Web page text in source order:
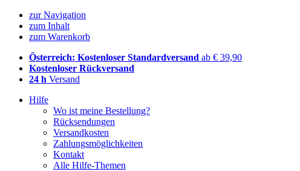
zur Navigation
zum Inhalt
zum Warenkorb
Österreich: Kostenloser Standardversand ab € 39,90
Kostenloser Rückversand
24 h Versand
Hilfe
Wo ist meine Bestellung?
Rücksendungen
Versandkosten
Zahlungsmöglichkeiten
Kontakt
Alle Hilfe-Themen